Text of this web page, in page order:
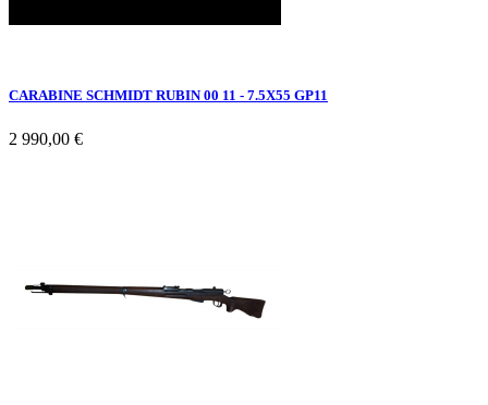
CARABINE SCHMIDT RUBIN 00 11 - 7.5X55 GP11
2 990,00 €